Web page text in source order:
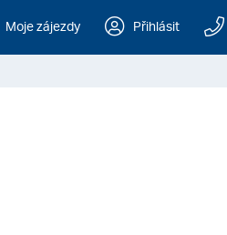
Moje zájezdy Přihlásit